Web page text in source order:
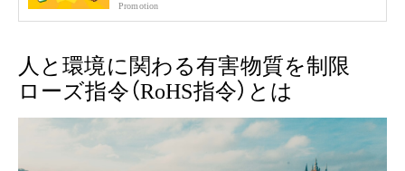
Promotion
人と環境に関わる有害物質を制限
ローズ指令（RoHS指令）とは